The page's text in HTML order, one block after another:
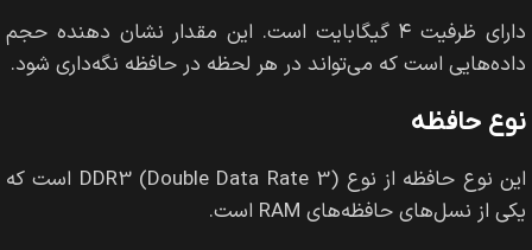
دارای ظرفیت ۴ گیگابایت است. این مقدار نشان دهنده حجم
داده‌هایی است که می‌تواند در هر لحظه در حافظه نگه‌داری شود.
نوع حافظه
این نوع حافظه از نوع DDR3 (Double Data Rate 3) است که
یکی از نسل‌های حافظه‌های RAM است.